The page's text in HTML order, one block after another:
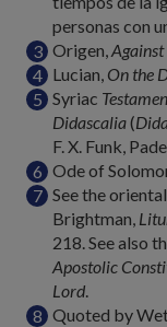
personas con
Origen, Against
Lucian, On the
Syriac
Didascalia(
F. X. Funk,
Ode of
See the
Brightman,
218. See also
Apostolic
Lord
Quoted by